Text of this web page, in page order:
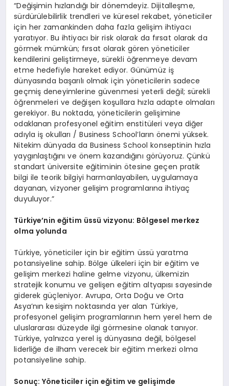
“Değişimin hızlandığı bir dönemdeyiz. Dijitalleşme,
sürdürülebilirlik trendleri ve küresel rekabet, yöneticiler
için her zamankinden daha fazla gelişim ihtiyacı
yaratıyor. Bu ihtiyacı bir risk olarak da fırsat olarak da
görmek mümkün; fırsat olarak gören yöneticiler
kendilerini geliştirmeye, sürekli öğrenmeye devam
etme hedefiyle hareket ediyor. Günümüz iş
dünyasında başarılı olmak için yöneticilerin sadece
geçmiş deneyimlerine güvenmesi yeterli değil; sürekli
öğrenmeleri ve değişen koşullara hızla adapte olmaları
gerekiyor. Bu noktada, yöneticilerin gelişimine
odaklanan profesyonel eğitim enstitüleri veya diğer
adıyla iş okulları / Business School’ların önemi yüksek.
Nitekim dünyada da Business School konseptinin hızla
yaygınlaştığını ve önem kazandığını görüyoruz. Çünkü
standart üniversite eğitiminin ötesine geçen pratik
bilgi ile teorik bilgiyi harmanlayabilen, uygulamaya
dayanan, vizyoner gelişim programlarına ihtiyaç
duyuluyor.”
Türkiye’nin eğitim üssü vizyonu: Bölgesel merkez
olma yolunda
Türkiye, yöneticiler için bir eğitim üssü yaratma
potansiyeline sahip. Bölge ülkeleri için bir eğitim ve
gelişim merkezi haline gelme vizyonu, ülkemizin
stratejik konumu ve gelişen eğitim altyapısı sayesinde
giderek güçleniyor. Avrupa, Orta Doğu ve Orta
Asya’nın kesişim noktasında yer alan Türkiye,
profesyonel gelişim programlarının hem yerel hem de
uluslararası düzeyde ilgi görmesine olanak tanıyor.
Türkiye, yalnızca yerel iş dünyasına değil, bölgesel
liderliğe de ilham verecek bir eğitim merkezi olma
potansiyeline sahip.
Sonuç: Yöneticiler için eğitim ve gelişimde